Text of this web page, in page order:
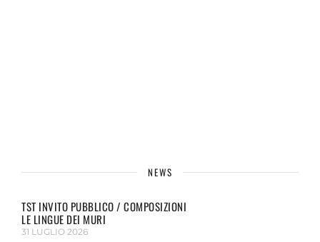
NEWS
TST INVITO PUBBLICO / COMPOSIZIONI
LE LINGUE DEI MURI
31 LUGLIO 2026